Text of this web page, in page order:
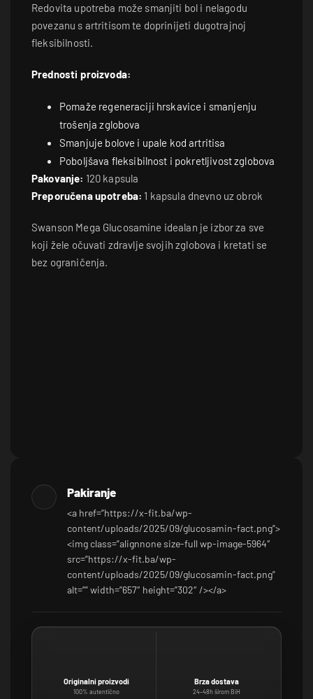
Redovita upotreba može smanjiti bol i nelagodu
povezanu s artritisom te doprinijeti dugotrajnoj
fleksibilnosti.
Prednosti proizvoda:
Pomaže regeneraciji hrskavice i smanjenju
trošenja zglobova
Smanjuje bolove i upale kod artritisa
Poboljšava fleksibilnost i pokretljivost zglobova
Pakovanje: 120 kapsula
Preporučena upotreba: 1 kapsula dnevno uz obrok
Swanson Mega Glucosamine idealan je izbor za sve
koji žele očuvati zdravlje svojih zglobova i kretati se
bez ograničenja.
Pakiranje
<a href=”https://x-fit.ba/wp-
content/uploads/2025/09/glucosamin-fact.png”>
<img class=”alignnone size-full wp-image-5964″
src=”https://x-fit.ba/wp-
content/uploads/2025/09/glucosamin-fact.png”
alt=”” width=”657″ height=”302″ /></a>
Originalni proizvodi
100% autentično
Brza dostava
24–48h širom BiH